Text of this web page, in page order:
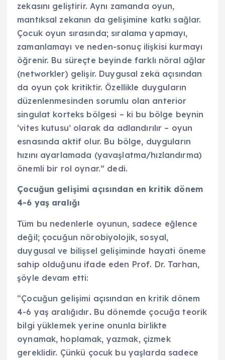
zekasını geliştirir. Aynı zamanda oyun,
mantıksal zekanın da gelişimine katkı sağlar.
Çocuk oyun sırasında; sıralama yapmayı,
zamanlamayı ve neden-sonuç ilişkisi kurmayı
öğrenir. Bu süreçte beyinde farklı nöral ağlar
(networkler) gelişir. Duygusal zekâ açısından
da oyun çok kritiktir. Özellikle duyguların
düzenlenmesinden sorumlu olan anterior
singulat korteks bölgesi – ki bu bölge beynin
‘vites kutusu’ olarak da adlandırılır – oyun
esnasında aktif olur. Bu bölge, duyguların
hızını ayarlamada (yavaşlatma/hızlandırma)
önemli bir rol oynar.” dedi.
Çocuğun gelişimi açısından en kritik dönem
4-6 yaş aralığı
Tüm bu nedenlerle oyunun, sadece eğlence
değil; çocuğun nörobiyolojik, sosyal,
duygusal ve bilişsel gelişiminde hayati öneme
sahip olduğunu ifade eden Prof. Dr. Tarhan,
şöyle devam etti:
“Çocuğun gelişimi açısından en kritik dönem
4-6 yaş aralığıdır.Bu dönemde çocuğa teorik
bilgi yüklemek yerine onunla birlikte
oynamak, hoplamak, yazmak, çizmek
gereklidir. Çünkü çocuk bu yaşlarda sadece